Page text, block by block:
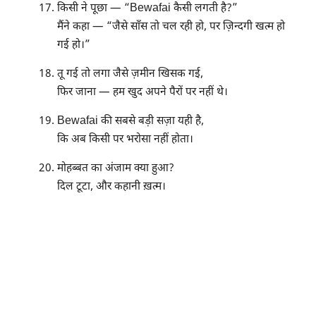
किसी ने पूछा — “Bewafai कैसी लगती है?”
मैंने कहा — “जैसे साँस तो चल रही हो, पर ज़िन्दगी खत्म हो
गई हो।”
तू गई तो लगा जैसे ज़मीन खिसक गई,
फिर जाना — हम खुद अपने पैरों पर नहीं थे।
Bewafai की सबसे बड़ी सज़ा यही है,
कि अब किसी पर भरोसा नहीं होता।
मोहब्बत का अंजाम क्या हुआ?
दिल टूटा, और कहानी ख़त्म।